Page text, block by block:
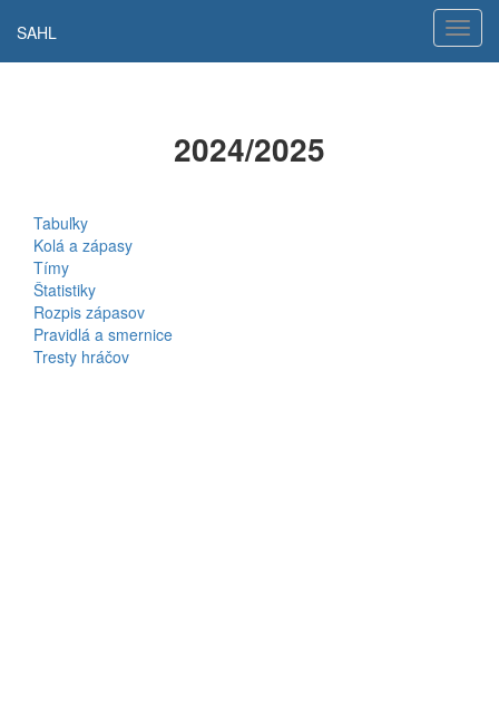
SAHL
2024/2025
Tabuľky
Kolá a zápasy
Tímy
Štatistiky
Rozpis zápasov
Pravidlá a smernice
Tresty hráčov